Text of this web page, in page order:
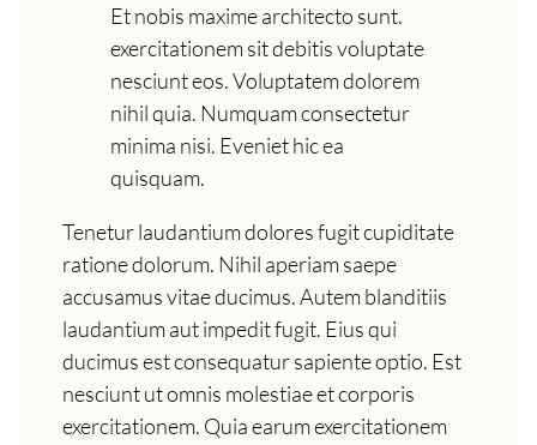
Et nobis maxime architecto sunt.
exercitationem sit debitis voluptate
nesciunt eos. Voluptatem dolorem
nihil quia. Numquam consectetur
minima nisi. Eveniet hic ea
quisquam.
Tenetur laudantium dolores fugit cupiditate
ratione dolorum. Nihil aperiam saepe
accusamus vitae ducimus. Autem blanditiis
laudantium aut impedit fugit. Eius qui
ducimus est consequatur sapiente optio. Est
nesciunt ut omnis molestiae et corporis
exercitationem. Quia earum exercitationem